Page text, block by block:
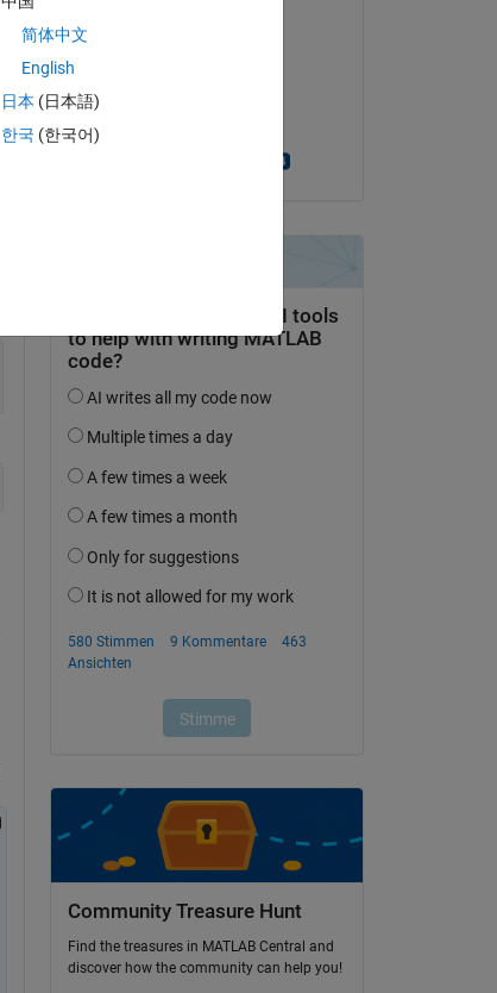
Kommentiert:
Akzeptiert:
Community Treasure Hunt
Find the treasures in MATLAB Central and
discover how the community can help you!
简体中文
English
日本 (日本語)
한국 (한국어)